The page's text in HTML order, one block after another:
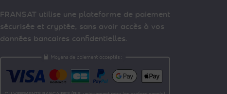
FRANSAT utilise une plateforme de paiement
sécurisée et cryptée, sans avoir accès à vos
données bancaires confidentielles.